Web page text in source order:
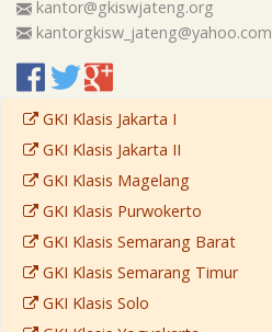
kantor@gkiswjateng.org
kantorgkisw_jateng@yahoo.com
GKI Klasis Jakarta I
GKI Klasis Jakarta II
GKI Klasis Magelang
GKI Klasis Purwokerto
GKI Klasis Semarang Barat
GKI Klasis Semarang Timur
GKI Klasis Solo